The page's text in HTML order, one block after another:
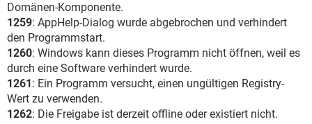
Domänen-Komponente.
1259: AppHelp-Dialog wurde abgebrochen und verhindert
den Programmstart.
1260: Windows kann dieses Programm nicht öffnen, weil es
durch eine Software verhindert wurde.
1261: Ein Programm versucht, einen ungültigen Registry-
Wert zu verwenden.
1262: Die Freigabe ist derzeit offline oder existiert nicht.